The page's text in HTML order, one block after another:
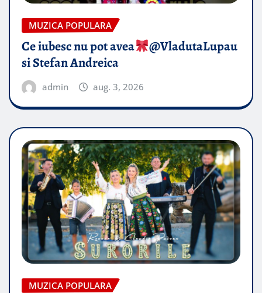
MUZICA POPULARA
Ce iubesc nu pot avea
​@VladutaLupau
si Stefan Andreica
admin aug. 3, 2026
MUZICA POPULARA